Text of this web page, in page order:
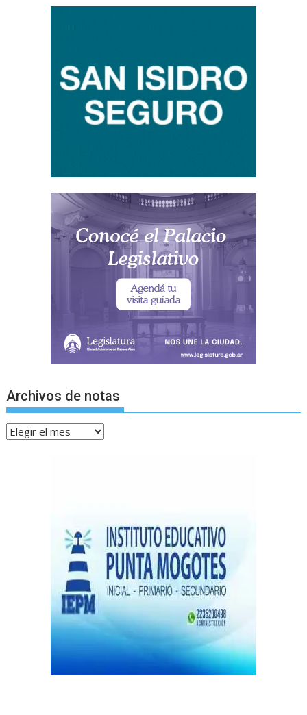
Archivos de notas
Archivos